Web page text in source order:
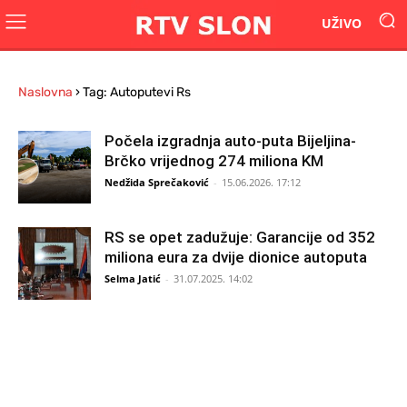
UŽIVO
Naslovna ›Tag: Autoputevi Rs
Počela izgradnja auto-puta Bijeljina-
Brčko vrijednog 274 miliona KM
Nedžida Sprečaković - 15.06.2026. 17:12
RS se opet zadužuje: Garancije od 352
miliona eura za dvije dionice autoputa
Selma Jatić - 31.07.2025. 14:02